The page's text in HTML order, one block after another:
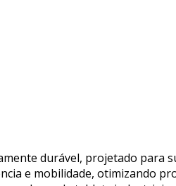
durável, projetado para
e mobilidade, otimizando